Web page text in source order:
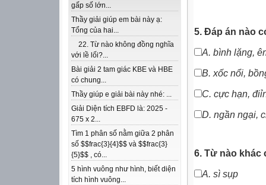
gấp số lớn...
Thầy giải giúp em bài này ạ:
Tổng của hai...
22. Từ nào không đồng nghĩa
với lề lối?...
Bài giải 2 tam giác KBE và HBE
có chung...
Thầy giúp e giải bài này nhé: ...
Giải Diện tích EBFD là: 2025 -
675 x 2...
Tìm 1 phân số nằm giữa 2 phân
số $$frac{3}{4}$$ và $$frac{3}
{5}$$ , có...
5 hình vuông như hình, biết diện
tích hình vuông...
5. Đáp án nào
A. bình lặng,
B. xốc nổi,
C. cực hạn,
D. ngần ngại,
6. Từ nào khác
A. sì sụp